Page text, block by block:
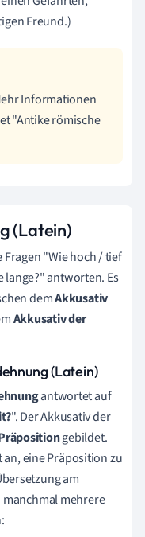
Freund.)
Informationen
"Antike römische
(Latein)
Fragen "Wie hoch / tief
lange?" antworten. Es
demAkkusativ
Akkusativder
(Latein)
antwortet auf
". Der Akkusativ der
gebildet.
an, eine Präposition zu
am
manchmal mehrere